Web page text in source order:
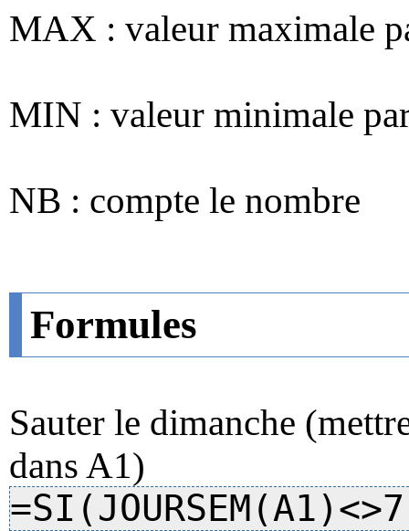
MAX : valeur maximale
MIN : valeur minimale
NB : compte le nombre
Formules
Sauter le dimanche
dans A1)
=SI(JOURSEM(A1)<>